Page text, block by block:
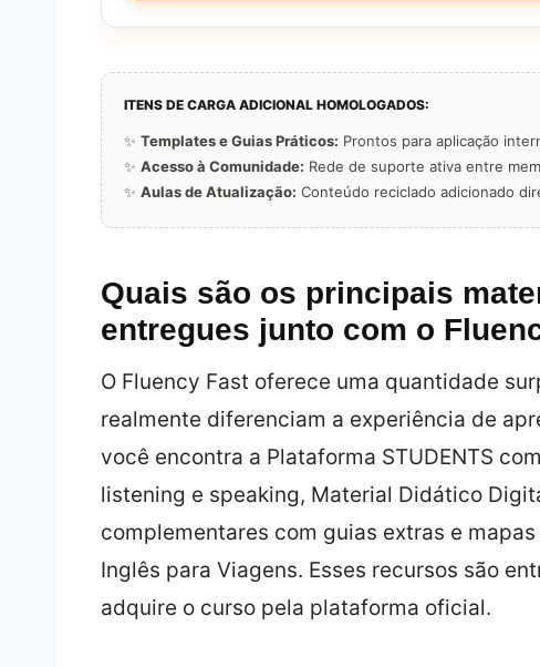
ITENS DE CARGA ADICIONAL HOMOLOGADOS:
✨ Templates e Guias Práticos: Prontos para aplicação
✨ Acesso à Comunidade: Rede de suporte ativa entre
✨ Aulas de Atualização: Conteúdo reciclado adicionado
Quais são os principais
entregues junto com o
O Fluency Fast oferece uma quantidade
realmente diferenciam a experiência de
você encontra a Plataforma STUDENTS
listening e speaking, Material Didático
complementares com guias extras e
Inglês para Viagens. Esses recursos são
adquire o curso pela plataforma oficial.